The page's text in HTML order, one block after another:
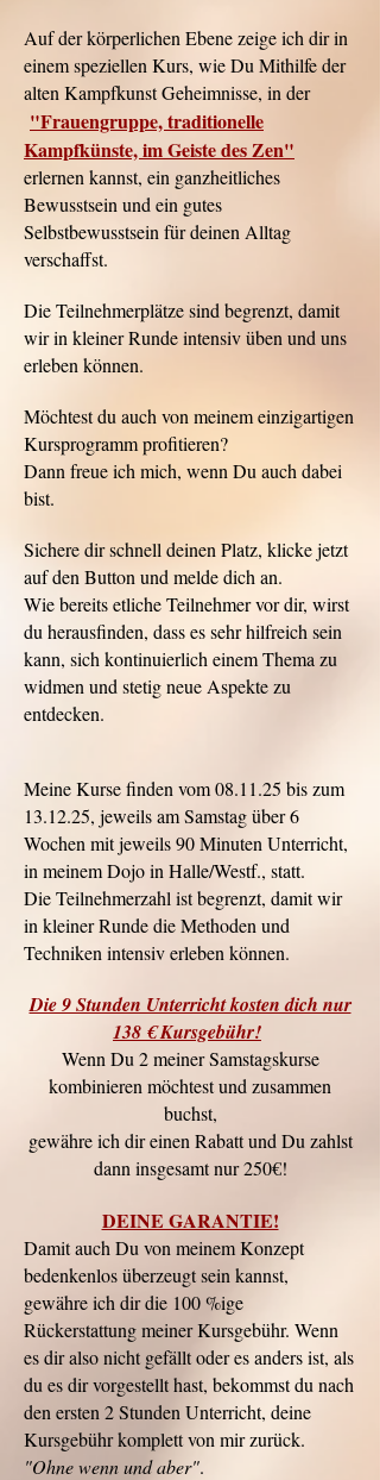
Auf der körperlichen Ebene zeige ich dir in
einem speziellen Kurs, wie Du Mithilfe der
alten Kampfkunst Geheimnisse, in der
"Frauengruppe, traditionelle
Kampfkünste, im Geiste des Zen"
erlernen kannst, ein ganzheitliches
Bewusstsein und ein gutes
Selbstbewusstsein für deinen Alltag
verschaffst.
Die Teilnehmerplätze sind begrenzt, damit
wir in kleiner Runde intensiv üben und uns
erleben können.
Möchtest du auch von meinem einzigartigen
Kursprogramm profitieren?
Dann freue ich mich, wenn Du auch dabei
bist.
Sichere dir schnell deinen Platz, klicke jetzt
auf den Button und melde dich an.
Wie bereits etliche Teilnehmer vor dir, wirst
du herausfinden, dass es sehr hilfreich sein
kann, sich kontinuierlich einem Thema zu
widmen und stetig neue Aspekte zu
entdecken.
Meine Kurse finden vom 08.11.25 bis zum
13.12.25, jeweils am Samstag über 6
Wochen mit jeweils 90 Minuten Unterricht,
in meinem Dojo in Halle/Westf., statt.
Die Teilnehmerzahl ist begrenzt, damit wir
in kleiner Runde die Methoden und
Techniken intensiv erleben können.
Die 9 Stunden Unterricht kosten dich nur
138 € Kursgebühr!
Wenn Du 2 meiner Samstagskurse
kombinieren möchtest und zusammen
buchst,
gewähre ich dir einen Rabattund Du zahlst
dann insgesamt nur 250€!
DEINE GARANTIE!
Damit auch Du von meinem Konzept
bedenkenlos überzeugt sein kannst,
gewähre ich dir die 100 %ige
Rückerstattung meiner Kursgebühr. Wenn
es dir also nicht gefällt oder es anders ist, als
du es dir vorgestellt hast, bekommst du nach
den ersten 2 Stunden Unterricht, deine
Kursgebühr komplett von mir zurück.
"Ohne wenn und aber".